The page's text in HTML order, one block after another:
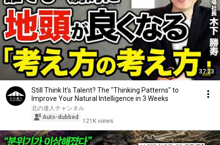
37:23
Still Think It's Talent? The "Thinking Patterns" to
Improve Your Natural Intelligence in 3 Weeks
北の達人チャンネル
Auto-dubbed
121K views